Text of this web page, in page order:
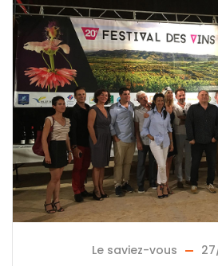
Le saviez-vous